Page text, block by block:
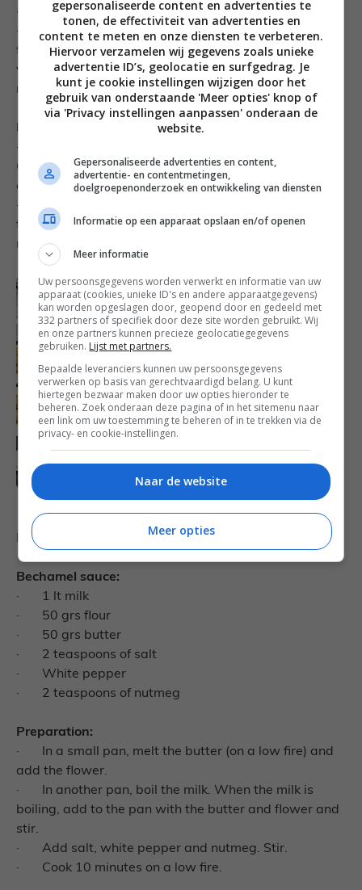
·
Add the foie gras to the blender and blend again.
·When all the ingredients are well blended, put
them in a big pan, add the juice from the meat and the
vegetables. Add 200 ml of milk. Cook about 10
minutes.
·
Cook about 10 minutes (depends on the brand of the
canelons).
·
When the pasta is ready, place the pasta on a big
table, put the filling on the pasta and make canelon
rolls. Put the canelons in a baking tray.
Now you can do the Bechamel.
Bechamel sauce:
·
1 lt milk
· 50 grs flour
· 50 grs butter
· 2 teaspoons of salt
· White pepper
· 2 teaspoons of nutmeg
Preparation:
·
In a small pan, melt the butter (on a low fire) and
add the flower.
·
In another pan, boil the milk. When the milk is
boiling, add to the pan with the butter and flower and
stir.
· Add salt, white pepper and nutmeg. Stir.
· Cook 10 minutes on a low fire.
gepersonaliseerde content en advertenties te
tonen, de effectiviteit van advertenties en
content te meten en onze diensten te verbeteren.
Hiervoor verzamelen wij gegevens zoals unieke
advertentie ID’s, geolocatie en surfgedrag. Je
kunt je cookie instellingen wijzigen door het
gebruik van onderstaande 'Meer opties' knop of
via 'Privacy instellingen aanpassen' onderaan de
website.
Gepersonaliseerde advertenties en content,
advertentie- en contentmetingen,
doelgroepenonderzoek en ontwikkeling van diensten
Informatie op een apparaat opslaan en/of openen
Meer informatie
Uw persoonsgegevens worden verwerkt en informatie van uw
apparaat (cookies, unieke ID's en andere apparaatgegevens)
kan worden opgeslagen door, geopend door en gedeeld met
332 partners of specifiek door deze site worden gebruikt. Wij
en onze partners kunnen precieze geolocatiegegevens
gebruiken. Lijst met partners.
Bepaalde leveranciers kunnen uw persoonsgegevens
verwerken op basis van gerechtvaardigd belang. U kunt
hiertegen bezwaar maken door uw opties hieronder te
beheren. Zoek onderaan deze pagina of in het sitemenu naar
een link om uw toestemming te beheren of in te trekken via de
privacy- en cookie-instellingen.
Naar de website
Meer opties